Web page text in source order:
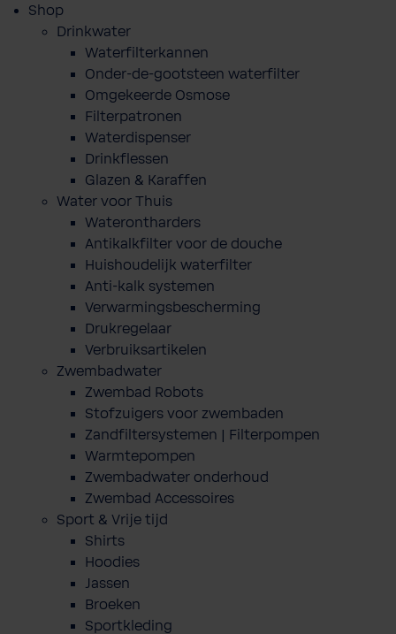
Shop
Drinkwater
Waterfilterkannen
Onder-de-gootsteen waterfilter
Omgekeerde Osmose
Filterpatronen
Waterdispenser
Drinkflessen
Glazen & Karaffen
Water voor Thuis
Waterontharders
Antikalkfilter voor de douche
Huishoudelijk waterfilter
Anti-kalk systemen
Verwarmingsbescherming
Drukregelaar
Verbruiksartikelen
Zwembadwater
Zwembad Robots
Stofzuigers voor zwembaden
Zandfiltersystemen | Filterpompen
Warmtepompen
Zwembadwater onderhoud
Zwembad Accessoires
Sport & Vrije tijd
Shirts
Hoodies
Jassen
Broeken
Sportkleding